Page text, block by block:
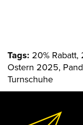
Tags: 20% Rabatt,
Ostern 2025,
Turnschuhe